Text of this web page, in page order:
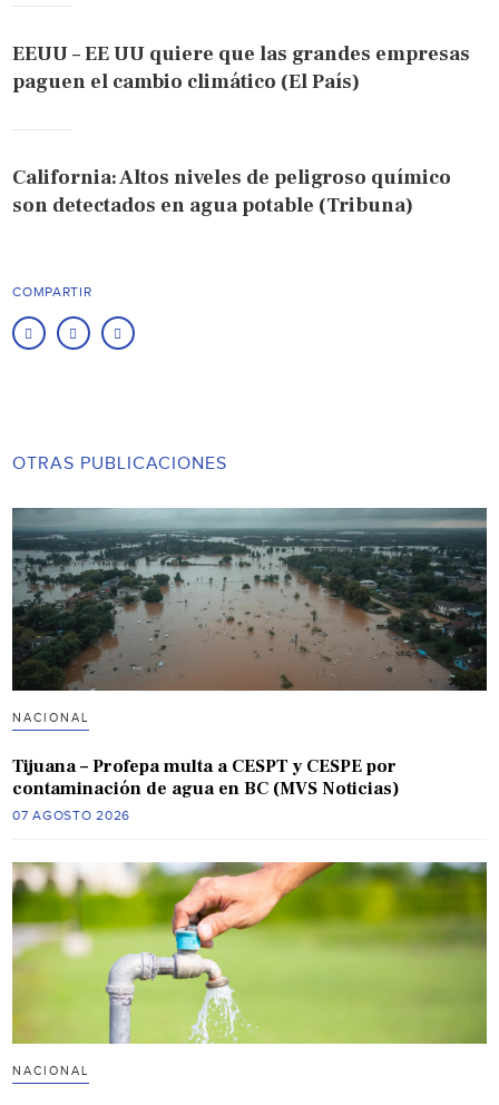
EEUU – EE UU quiere que las grandes empresas
paguen el cambio climático (El País)
California: Altos niveles de peligroso químico
son detectados en agua potable (Tribuna)
COMPARTIR
OTRAS PUBLICACIONES
NACIONAL
Tijuana – Profepa multa a CESPT y CESPE por
contaminación de agua en BC (MVS Noticias)
07 AGOSTO 2026
NACIONAL